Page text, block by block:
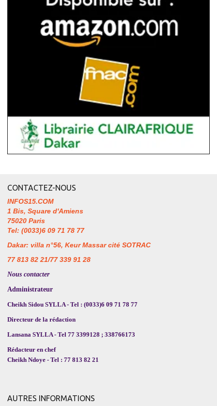
CONTACTEZ-NOUS
INFOS15.COM
1 Bis, Square d'Amiens
75020 Paris
Tel: (0033)6 09 71 78 77
Dakar: villa n°56, Keur Massar cité SOTRAC
77 813 82 21/77 339 91 28
Nous contacter
Administrateur
Cheikh Sidou SYLLA - Tel : (0033)6 09 71 78 77
Directeur de la rédaction
Lansana SYLLA - Tel 77 3399128 ; 338766173
Rédacteur en chef
Cheikh Ndoye - Tel : 77 813 82 21
AUTRES INFORMATIONS